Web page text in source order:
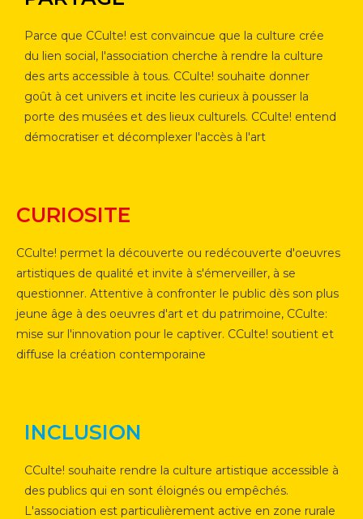
Parce que CCulte! est convaincue que la culture crée
du lien social, l'association cherche à rendre la culture
des arts accessible à tous. CCulte! souhaite donner
goût à cet univers et incite les curieux à pousser la
porte des musées et des lieux culturels. CCulte! entend
démocratiser et décomplexer l'accès à l'art
CURIOSITE
CCulte! permet la découverte ou redécouverte d'oeuvres
artistiques de qualité et invite à s'émerveiller, à se
questionner. Attentive à confronter le public dès son plus
jeune âge à des oeuvres d'art et du patrimoine, CCulte:
mise sur l'innovation pour le captiver. CCulte! soutient et
diffuse la création contemporaine
INCLUSION
CCulte! souhaite rendre la culture artistique accessible à
des publics qui en sont éloignés ou empêchés.
L'association est particulièrement active en zone rurale